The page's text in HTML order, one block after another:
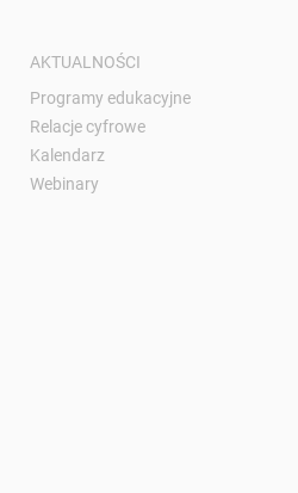
AKTUALNOŚCI
Programy edukacyjne
Relacje cyfrowe
Kalendarz
Webinary